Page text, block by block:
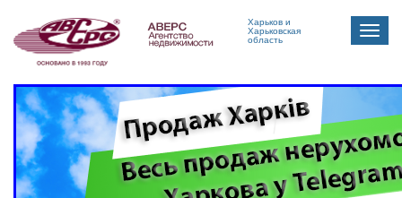
Харьков и
Харьковская
область
Toggle